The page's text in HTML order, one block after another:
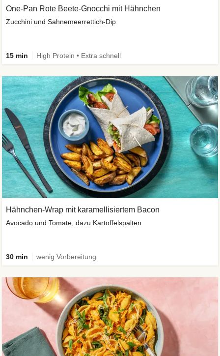
One-Pan Rote Beete-Gnocchi mit Hähnchen
Zucchini und Sahnemeerrettich-Dip
15 min High Protein • Extra schnell
Hähnchen-Wrap mit karamellisiertem Bacon
Avocado und Tomate, dazu Kartoffelspalten
30 min wenig Vorbereitung